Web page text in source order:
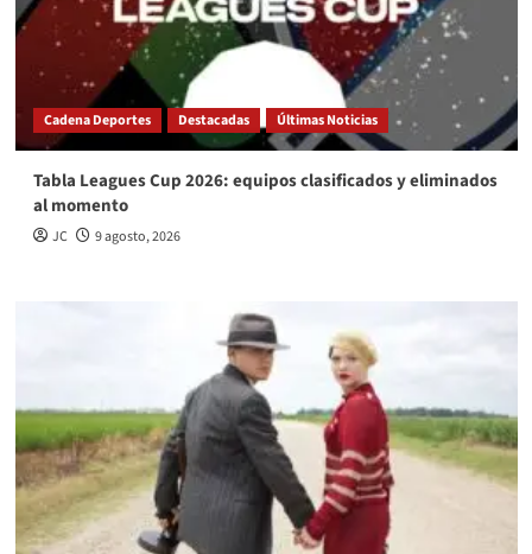
Cadena Deportes Destacadas Últimas Noticias
Tabla Leagues Cup 2026: equipos clasificados y eliminados
al momento
JC 9 agosto, 2026